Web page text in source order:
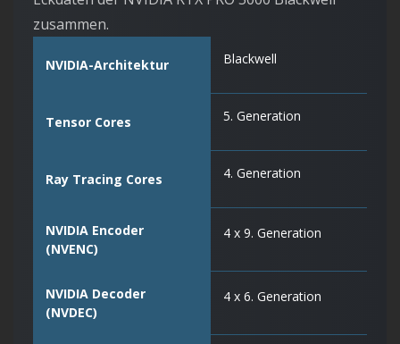
zusammen.
NVIDIA-Architektur Blackwell
Tensor Cores 5. Generation
Ray Tracing Cores 4. Generation
NVIDIA Encoder
(NVENC)
4 x 9. Generation
NVIDIA Decoder
(NVDEC)
4 x 6. Generation